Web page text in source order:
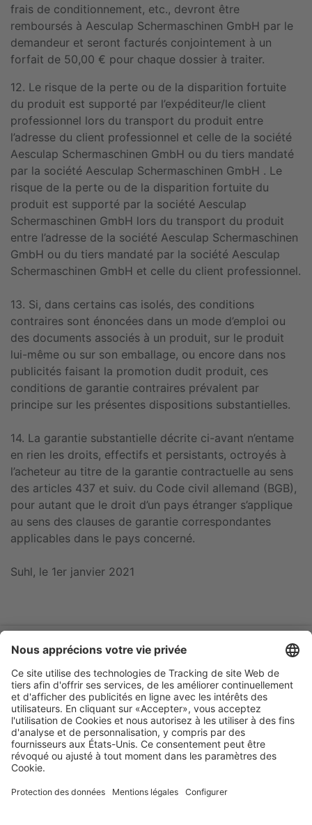
frais de conditionnement, etc., devront être
remboursés à Aesculap Schermaschinen GmbH par le
demandeur et seront facturés conjointement à un
forfait de 50,00 € pour chaque dossier à traiter.
12. Le risque de la perte ou de la disparition fortuite
du produit est supporté par l’expéditeur/le client
professionnel lors du transport du produit entre
l’adresse du client professionnel et celle de la société
Aesculap Schermaschinen GmbH ou du tiers mandaté
par la société Aesculap Schermaschinen GmbH . Le
risque de la perte ou de la disparition fortuite du
produit est supporté par la société Aesculap
Schermaschinen GmbH lors du transport du produit
entre l’adresse de la société Aesculap Schermaschinen
GmbH ou du tiers mandaté par la société Aesculap
Schermaschinen GmbH et celle du client professionnel.
13. Si, dans certains cas isolés, des conditions
contraires sont énoncées dans un mode d’emploi ou
des documents associés à un produit, sur le produit
lui-même ou sur son emballage, ou encore dans nos
publicités faisant la promotion dudit produit, ces
conditions de garantie contraires prévalent par
principe sur les présentes dispositions substantielles.
14. La garantie substantielle décrite ci-avant n’entame
en rien les droits, effectifs et persistants, octroyés à
l’acheteur au titre de la garantie contractuelle au sens
des articles 437 et suiv. du Code civil allemand (BGB),
pour autant que le droit d’un pays étranger s’applique
au sens des clauses de garantie correspondantes
applicables dans le pays concerné.
Suhl, le 1er janvier 2021
Catalogue online
Entreprise
Conditions générales
Salon
Garantie
Mentions légales
Protection des données
Déclaration
d'accessibilité
Aesculap Schermaschinen